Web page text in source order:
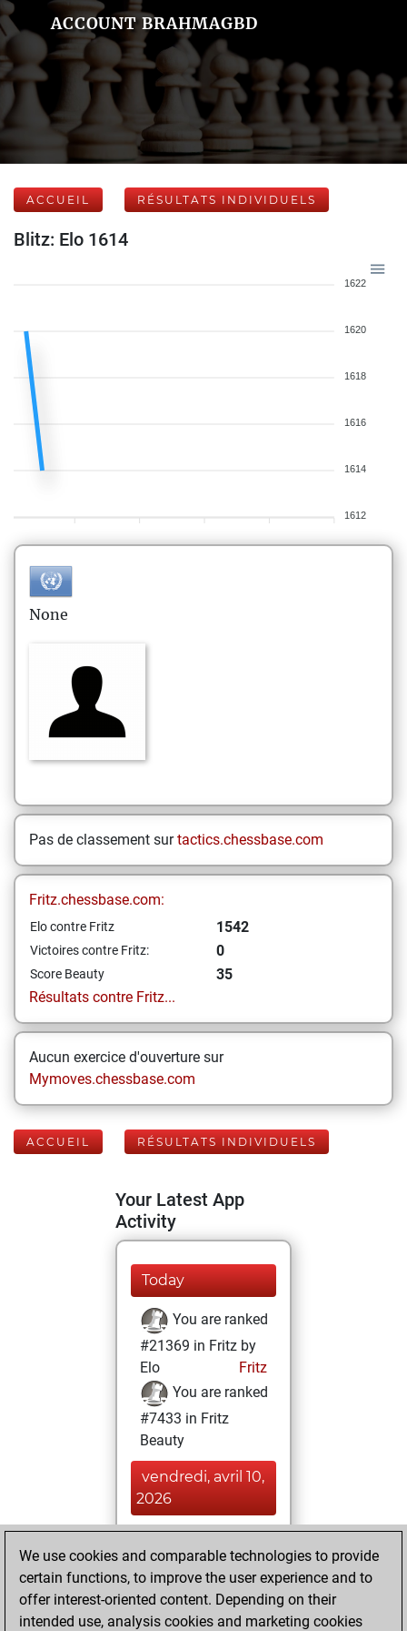
ACCOUNT BRAHMAGBD
ACCUEIL RÉSULTATS INDIVIDUELS
Blitz: Elo 1614
1622
1620
1618
1616
1614
1612
None
Pas de classement surtactics.chessbase.com
Fritz.chessbase.com:
Elo contre Fritz 1542
Victoires contre Fritz: 0
Score Beauty
35
Résultats contre Fritz...
Aucun exercice d'ouverture sur
Mymoves.chessbase.com
ACCUEIL RÉSULTATS INDIVIDUELS
Your Latest App
Activity
Today
You are ranked
#21369 in Fritz by
Elo
Fritz
You are ranked
#7433 in Fritz
Beauty
vendredi, avril 10,
2026
BeautyScore of 35
Fritz
achieved a new Elo
We use cookies and comparable technologies to provide
certain functions, to improve the user experience and to
offer interest-oriented content. Depending on their
intended use, analysis cookies and marketing cookies